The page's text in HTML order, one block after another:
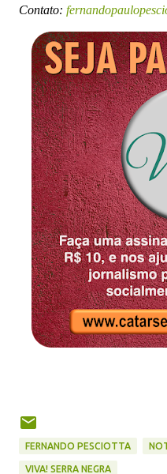
Contato:
FERNANDO PESCIOTTA
VIVA! SERRA NEGRA